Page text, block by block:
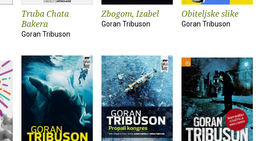
Truba Chata
Bakera
Goran Tribuson
Zbogom, Izabel
Goran Tribuson
Obiteljske slike
Goran Tribuson